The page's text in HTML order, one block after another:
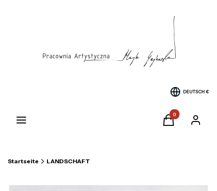
DEUTSCH €
Menü Produkte im
Warenkorb
Startseite LANDSCHAFT